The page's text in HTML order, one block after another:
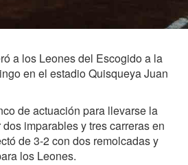
a los Leones del Escogido a la
en el estadio Quisqueya Juan
de actuación para llevarse la
imparables y tres carreras en
de 3-2 con dos remolcadas y
los Leones.